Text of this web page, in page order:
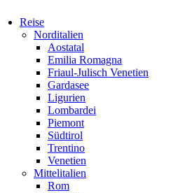
Reise
Norditalien
Aostatal
Emilia Romagna
Friaul-Julisch Venetien
Gardasee
Ligurien
Lombardei
Piemont
Südtirol
Trentino
Venetien
Mittelitalien
Rom